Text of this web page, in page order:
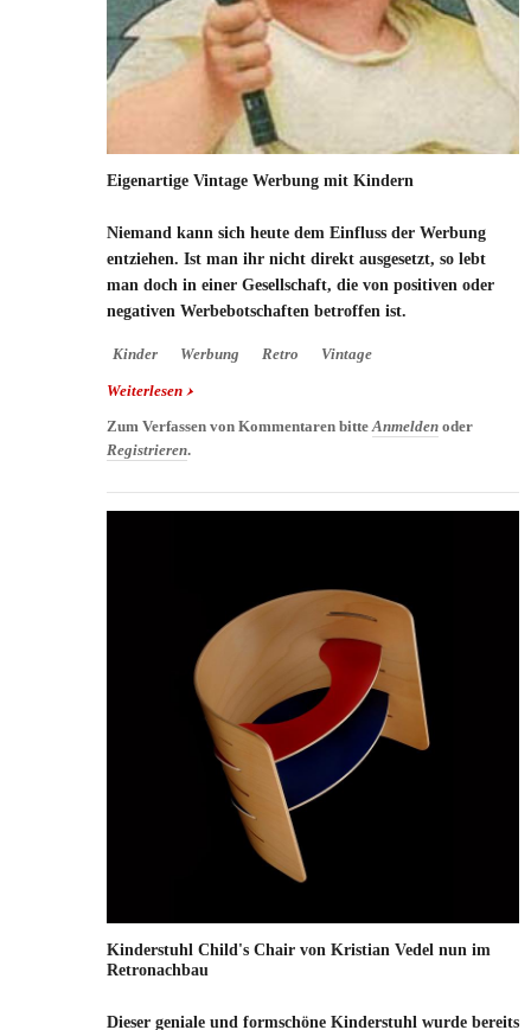
Eigenartige Vintage Werbung mit Kindern
Niemand kann sich heute dem Einfluss der Werbung
entziehen. Ist man ihr nicht direkt ausgesetzt, so lebt
man doch in einer Gesellschaft, die von positiven oder
negativen Werbebotschaften betroffen ist.
Kinder Werbung Retro Vintage
Weiterlesen über Eigenartige Vintage Werbung mit Kindern
Zum Verfassen von Kommentaren bitte Anmelden oder
Registrieren.
Kinderstuhl Child's Chair von Kristian Vedel nun im
Retronachbau
Dieser geniale und formschöne Kinderstuhl wurde bereits